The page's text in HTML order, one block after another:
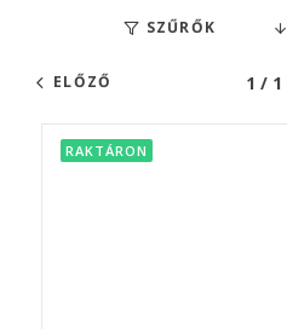
SZŰRŐK
ELŐZŐ 1 / 1
RAKTÁRON